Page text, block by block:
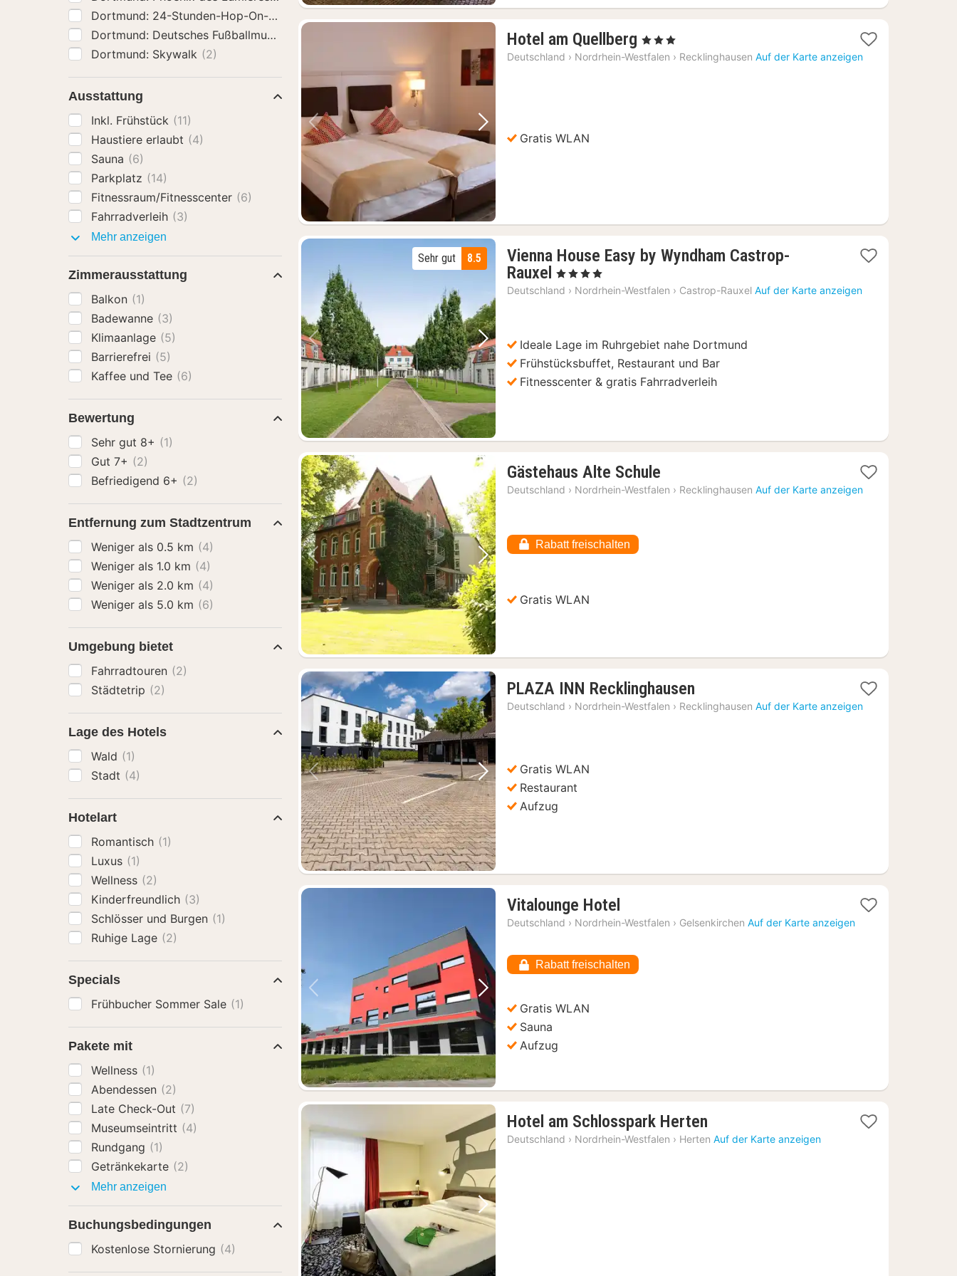
Vorheriges Bild Nächstes Bild
Hotel am Quellberg 1
Nacht
, 3 Sterne
Deutschland › Nordrhein-Westfalen › Recklinghausen Auf der Karte anzeigen
Gratis WLAN
Vorheriges Bild Nächstes Bild
8.5
Sehr gut
Vienna House Easy by Wyndham Castrop-
Rauxel 2
Nächte
€
, 4 Sterne
Deutschland › Nordrhein-Westfalen › Castrop-Rauxel Auf der Karte anzeigen
Ideale Lage im Ruhrgebiet nahe Dortmund
Frühstücksbuffet, Restaurant und Bar
Fitnesscenter & gratis Fahrradverleih
Vorheriges Bild Nächstes Bild
Gästehaus Alte Schule
Nacht
Deutschland › Nordrhein-Westfalen › Recklinghausen Auf der Karte anzeigen
Rabatt freischalten
Gratis WLAN
Vorheriges Bild Nächstes Bild
PLAZA INN Recklinghausen
Nacht
Deutschland › Nordrhein-Westfalen › Recklinghausen Auf der Karte anzeigen
Gratis WLAN
Restaurant
Aufzug
Vorheriges Bild Nächstes Bild
Vitalounge Hotel
Nacht
88,73
€
Deutschland › Nordrhein-Westfalen › Gelsenkirchen Auf der Karte anzeigen
Rabatt freischalten
Gratis WLAN
Sauna
Aufzug
Vorheriges Bild Nächstes Bild
Hotel am Schlosspark Herten
Nacht
Deutschland › Nordrhein-Westfalen › Herten Auf der Karte anzeigen
Dortmund: 24-Stunden-Hop-On-Hop-Off-Sightseeing-Bus-Ticket
Dortmund: Deutsches Fußballmuseum
Dortmund: Skywalk (2)
Ausstattung
Inkl. Frühstück (11)
Haustiere erlaubt (4)
Sauna (6)
Parkplatz (14)
Fitnessraum/Fitnesscenter (6)
Fahrradverleih (3)
Mehr anzeigen
Zimmerausstattung
Balkon (1)
Badewanne (3)
Klimaanlage (5)
Barrierefrei (5)
Kaffee und Tee (6)
Bewertung
Sehr gut 8+ (1)
Gut 7+ (2)
Befriedigend 6+ (2)
Entfernung zum Stadtzentrum
Weniger als 0.5 km (4)
Weniger als 1.0 km (4)
Weniger als 2.0 km (4)
Weniger als 5.0 km (6)
Umgebung bietet
Fahrradtouren (2)
Städtetrip (2)
Lage des Hotels
Wald (1)
Stadt (4)
Hotelart
Romantisch (1)
Luxus (1)
Wellness (2)
Kinderfreundlich (3)
Schlösser und Burgen (1)
Ruhige Lage (2)
Specials
Frühbucher Sommer Sale (1)
Pakete mit
Wellness (1)
Abendessen (2)
Late Check-Out (7)
Museumseintritt (4)
Rundgang (1)
Getränkekarte (2)
Mehr anzeigen
Buchungsbedingungen
Kostenlose Stornierung (4)